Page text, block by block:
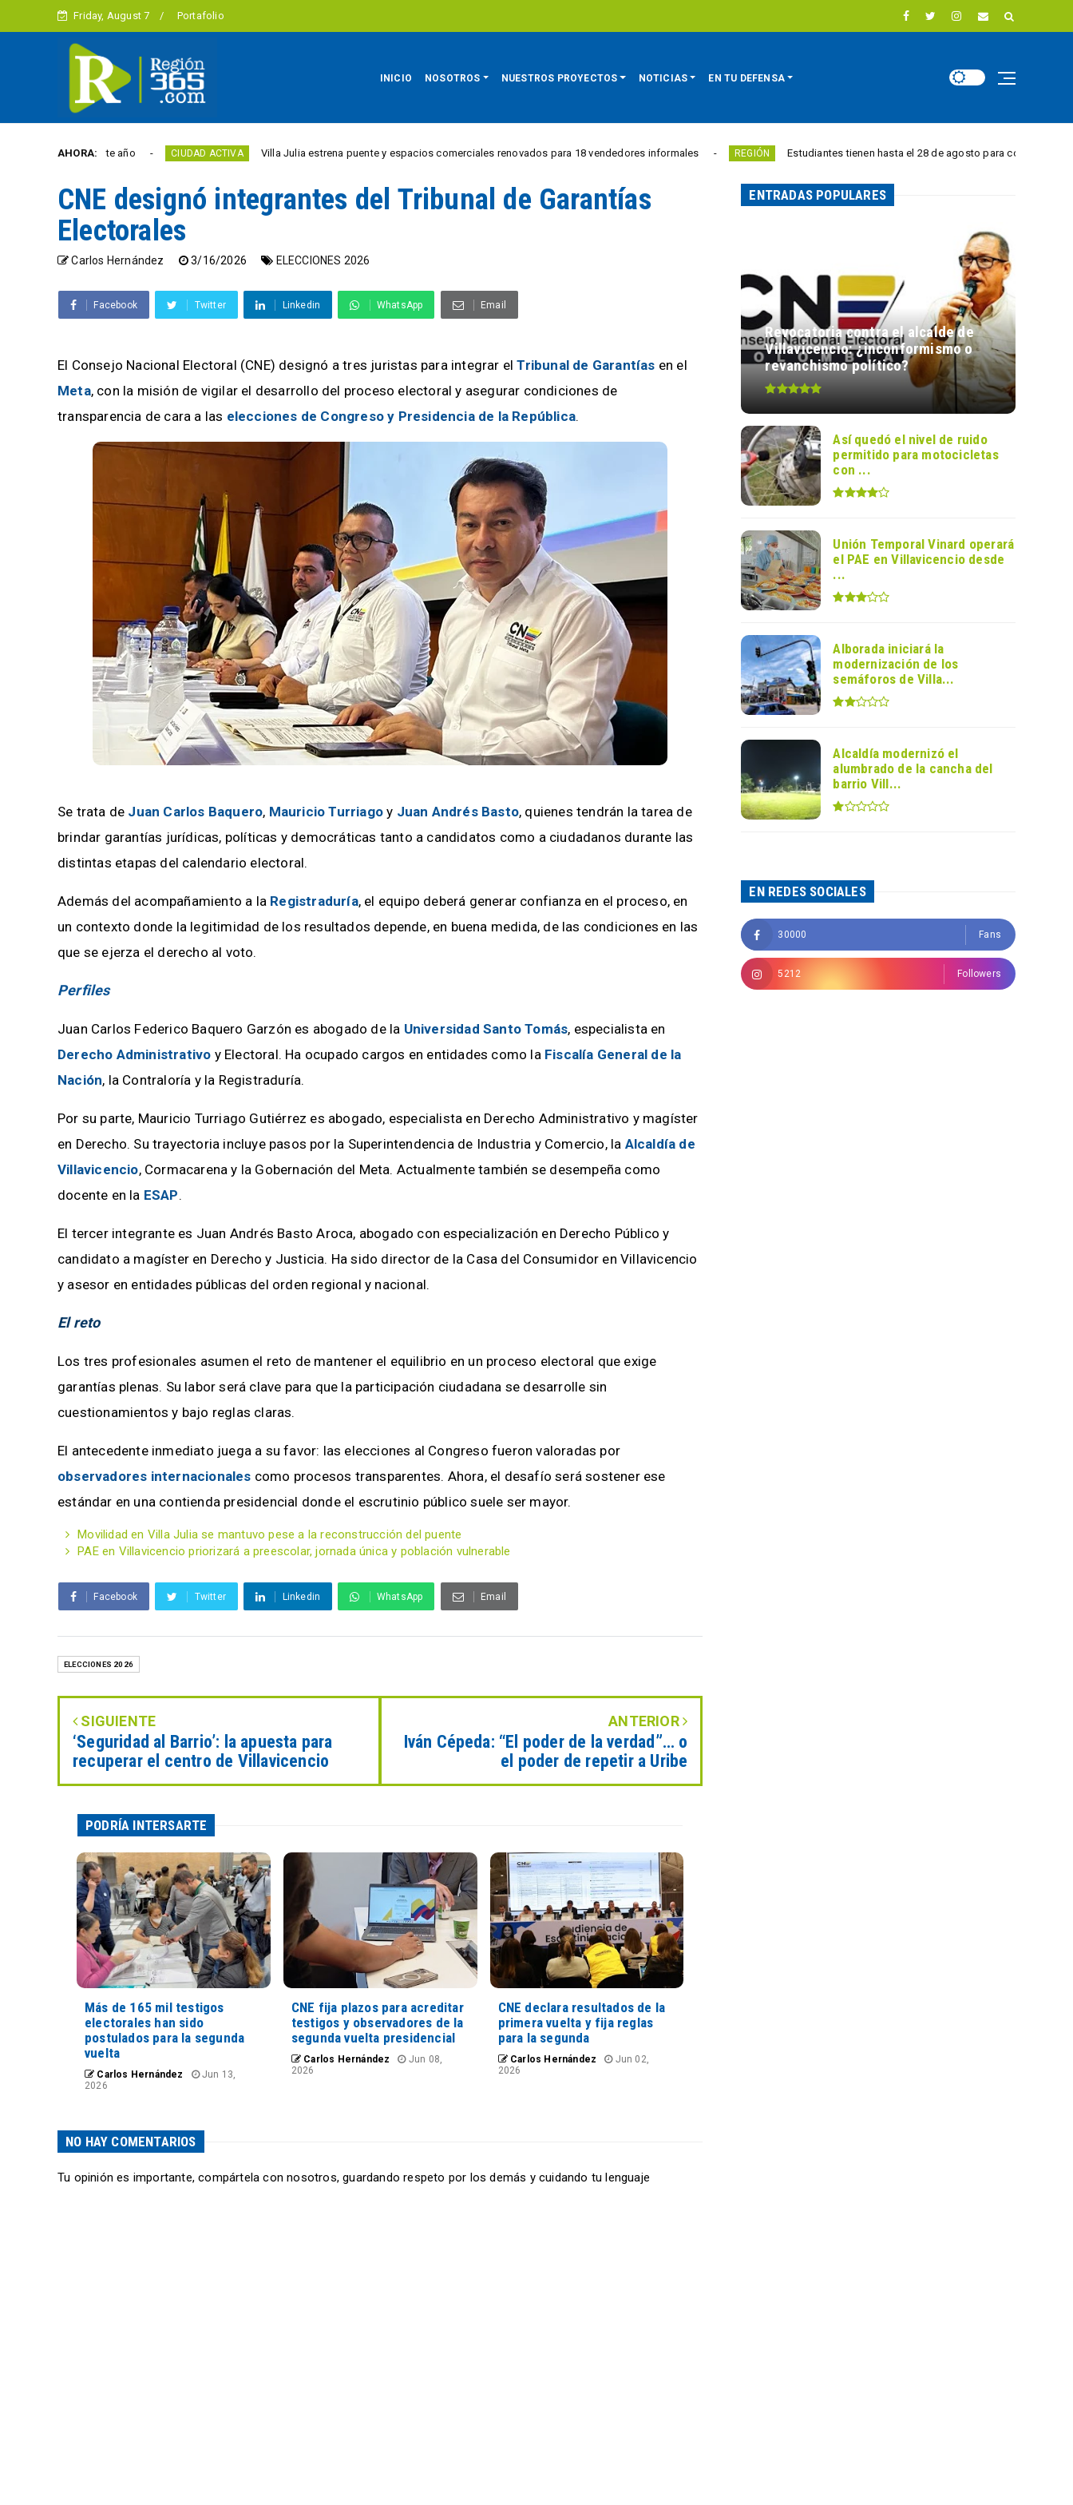
Friday, August 7 Portafolio
INICIO NOSOTROS NUESTROS PROYECTOS NOTICIAS EN TU DEFENSA
AHORA:
este año CIUDAD ACTIVA Villa Julia estrena puente y espacios comerciales renovados para 18 vendedores informales REGIÓN Estudiantes tienen hasta el 28 de agosto para competir por 10.000
CNE designó integrantes del Tribunal de Garantías
Electorales
Carlos Hernández 3/16/2026 ELECCIONES 2026
Facebook Twitter Linkedin WhatsApp Email
El Consejo Nacional Electoral (CNE) designó a tres juristas para integrar elTribunal de Garantías en el
Meta, con la misión de vigilar el desarrollo del proceso electoral y asegurar condiciones de
transparencia de cara a las elecciones de Congreso y Presidencia de la República.
Se trata de Juan Carlos Baquero, Mauricio Turriago y Juan Andrés Basto, quienes tendrán la tarea de
brindar garantías jurídicas, políticas y democráticas tanto a candidatos como a ciudadanos durante las
distintas etapas del calendario electoral.
Además del acompañamiento a la Registraduría, el equipo deberá generar confianza en el proceso, en
un contexto donde la legitimidad de los resultados depende, en buena medida, de las condiciones en las
que se ejerza el derecho al voto.
Perfiles
Juan Carlos Federico Baquero Garzón es abogado de la Universidad Santo Tomás, especialista en
Derecho Administrativo y Electoral. Ha ocupado cargos en entidades como la Fiscalía General de la
Nación, la Contraloría y la Registraduría.
Por su parte, Mauricio Turriago Gutiérrez es abogado, especialista en Derecho Administrativo y magíster
en Derecho. Su trayectoria incluye pasos por la Superintendencia de Industria y Comercio, la Alcaldía de
Villavicencio, Cormacarena y la Gobernación del Meta. Actualmente también se desempeña como
docente en la ESAP.
El tercer integrante es Juan Andrés Basto Aroca, abogado con especialización en Derecho Público y
candidato a magíster en Derecho y Justicia. Ha sido director de la Casa del Consumidor en Villavicencio
y asesor en entidades públicas del orden regional y nacional.
El reto
Los tres profesionales asumen el reto de mantener el equilibrio en un proceso electoral que exige
garantías plenas. Su labor será clave para que la participación ciudadana se desarrolle sin
cuestionamientos y bajo reglas claras.
El antecedente inmediato juega a su favor: las elecciones al Congreso fueron valoradas por
observadores internacionales como procesos transparentes. Ahora, el desafío será sostener ese
estándar en una contienda presidencial donde el escrutinio público suele ser mayor.
Movilidad en Villa Julia se mantuvo pese a la reconstrucción del puente
PAE en Villavicencio priorizará a preescolar, jornada única y población vulnerable
Facebook Twitter Linkedin WhatsApp Email
ELECCIONES 2026
SIGUIENTE
‘Seguridad al Barrio’: la apuesta para
recuperar el centro de Villavicencio
ANTERIOR
Iván Cépeda: “El poder de la verdad”… o
el poder de repetir a Uribe
PODRÍA INTERSARTE
Más de 165 mil testigos
electorales han sido
postulados para la segunda
vuelta
Carlos Hernández
Jun 13,
2026
CNE fija plazos para acreditar
testigos y observadores de la
segunda vuelta presidencial
Carlos Hernández
Jun 08,
2026
CNE declara resultados de la
primera vuelta y fija reglas
para la segunda
Carlos Hernández
Jun 02,
2026
NO HAY COMENTARIOS
Tu opinión es importante, compártela con nosotros, guardando respeto por los demás y cuidando tu lenguaje
ENTRADAS POPULARES
Revocatoria contra el alcalde de
Villavicencio: ¿inconformismo o
revanchismo político?
Así quedó el nivel de ruido
permitido para motocicletas
con ...
Unión Temporal Vinard operará
el PAE en Villavicencio desde
...
Alborada iniciará la
modernización de los
semáforos de Villa...
Alcaldía modernizó el
alumbrado de la cancha del
barrio Vill...
EN REDES SOCIALES
30000 Fans
5212 Followers